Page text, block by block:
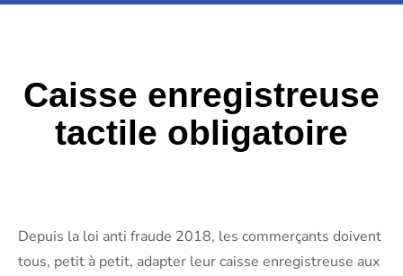
Caisse enregistreuse
tactile obligatoire
Depuis la loi anti fraude 2018, les commerçants doivent
tous, petit à petit, adapter leur caisse enregistreuse aux